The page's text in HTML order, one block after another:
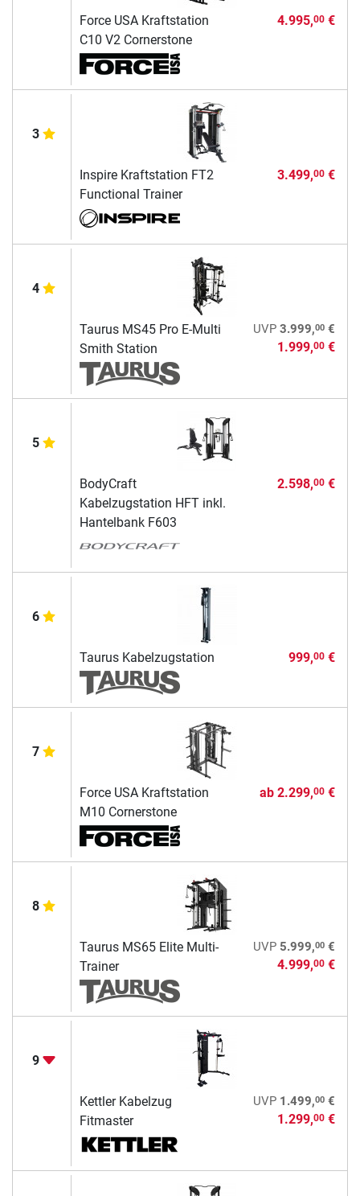
Force USA Kraftstation
C10 V2 Cornerstone
4.995,00€
3
Inspire Kraftstation FT2
Functional Trainer
3.499,00€
4
Taurus MS45 Pro E-Multi
Smith Station
UVP 3.999,00€
1.999,00€
5
BodyCraft
Kabelzugstation HFT inkl.
Hantelbank F603
2.598,00€
6
Taurus Kabelzugstation 999,00€
7
Force USA Kraftstation
M10 Cornerstone
ab 2.299,00€
8
Taurus MS65 Elite Multi-
Trainer
UVP 5.999,00€
4.999,00€
9
Kettler Kabelzug
Fitmaster
UVP 1.499,00€
1.299,00€